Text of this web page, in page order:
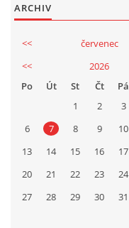
ARCHIV
<< červenec
<<
2026
Po
Út St Čt Pá
1
2 3
6
7 8 9 10
13
14 15 16 17
20
21 22 23 24
27
28 29 30 31